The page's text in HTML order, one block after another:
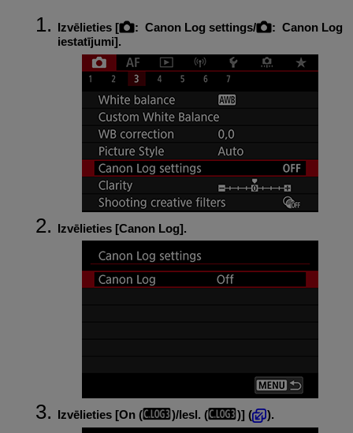
Izvēlieties [ : Canon Log settings/ : Canon Log
iestatījumi].
Izvēlieties [Canon Log].
Izvēlieties [On ( )/Iesl. ( )] ( ).